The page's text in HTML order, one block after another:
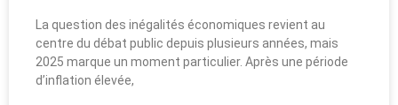
La question des inégalités économiques revient au
centre du débat public depuis plusieurs années, mais
2025 marque un moment particulier. Après une période
d’inflation élevée,